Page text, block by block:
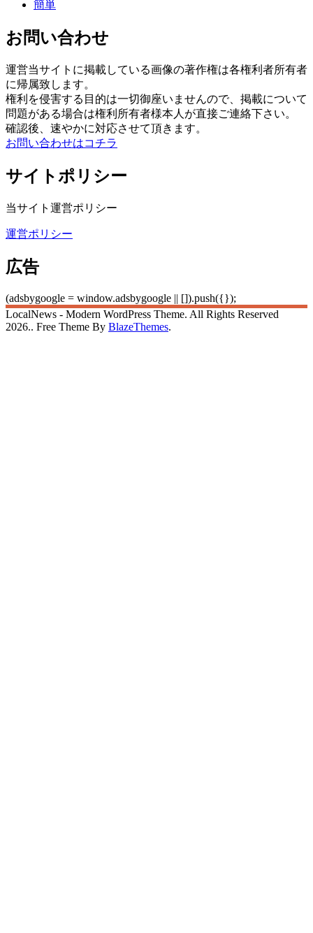
簡単
お問い合わせ
運営当サイトに掲載している画像の著作権は各権利者所有者
に帰属致します。
権利を侵害する目的は一切御座いませんので、掲載について
問題がある場合は権利所有者様本人が直接ご連絡下さい。
確認後、速やかに対応させて頂きます。
お問い合わせはコチラ
サイトポリシー
当サイト運営ポリシー
運営ポリシー
広告
(adsbygoogle = window.adsbygoogle || []).push({});
LocalNews - Modern WordPress Theme. All Rights Reserved
2026.. Free Theme By BlazeThemes.